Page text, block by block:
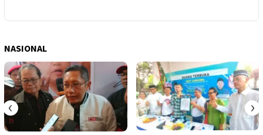
NASIONAL
‹ ›